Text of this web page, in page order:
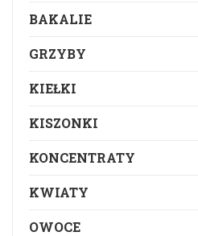
BAKALIE
GRZYBY
KIEŁKI
KISZONKI
KONCENTRATY
KWIATY
OWOCE